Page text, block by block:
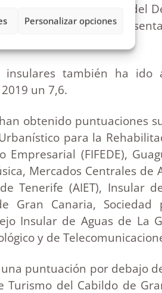
Personalizar opciones
la Fundación Canaria del
no han
también ha ido
un 7,6.
obtenido puntuaciones
para la
(FIFEDE),
Mercados Centrales
Tenerife (AIET), Insular
Gran Canaria,
Insular de Aguas de La
y de
puntuación por debajo
Turismo del Cabildo de